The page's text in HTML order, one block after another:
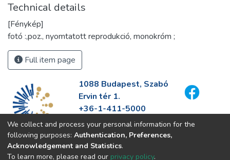
Technical details
[Fénykép]
fotó :,poz., nyomtatott reprodukció, monokróm ;
Full item page
1088 Budapest, Szabó
Ervin tér 1.
+36-1-411-5000
info@fszek.hu
https://fszek.hu
We collect and process your personal information for the
following purposes: Authentication, Preferences,
Acknowledgement and Statistics.
To learn more, please read our privacy policy.